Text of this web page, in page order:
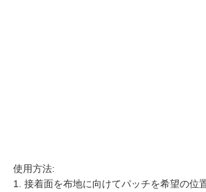
使用方法:
1. 接着面を布地に向けてパッチを希望の位